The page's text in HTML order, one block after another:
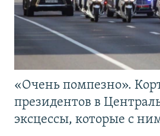
«Очень помпезно».
президентов в
эксцессы, которые с